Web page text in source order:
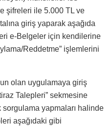
şifreleri ile 5.000 TL ve
giriş yaparak aşağıda
e-Belgeler için kendilerine
Reddetme” işlemlerini
olan uygulamaya giriş
Talepleri” sekmesine
sorgulama yapmaları halinde
aşağıdaki gibi